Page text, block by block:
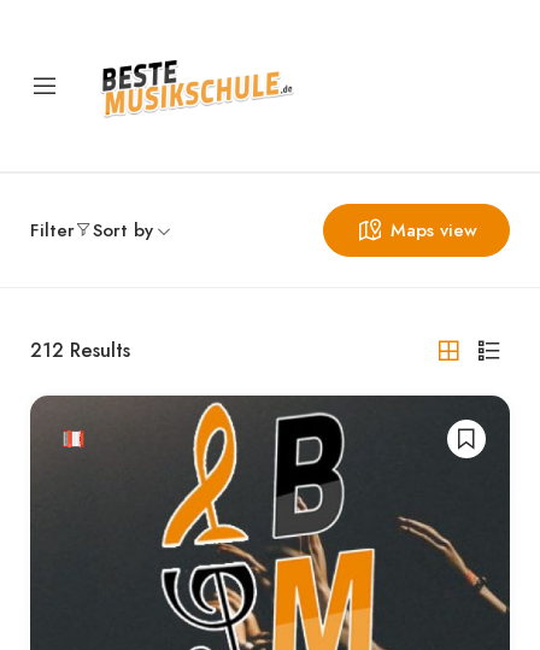
Filter Sort by Maps view
212 Results